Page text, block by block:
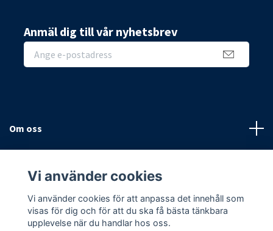
Anmäl dig till vår nyhetsbrev
Om oss
Sociala medier
Vi använder cookies
Vi använder cookies för att anpassa det innehåll som
visas för dig och för att du ska få bästa tänkbara
upplevelse när du handlar hos oss.